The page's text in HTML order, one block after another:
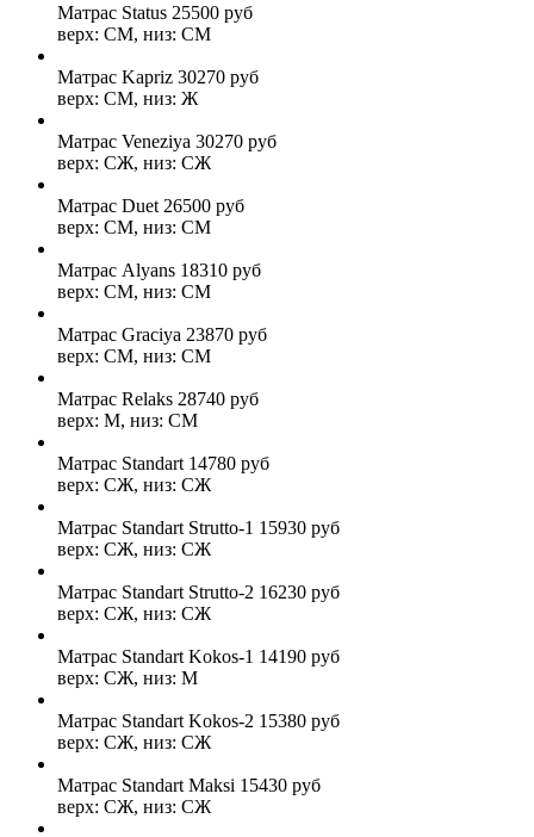
Матрас Status 25500 руб
верх: СМ, низ: СМ
Матрас Kapriz 30270 руб
верх: СМ, низ: Ж
Матрас Veneziya 30270 руб
верх: СЖ, низ: СЖ
Матрас Duet 26500 руб
верх: СМ, низ: СМ
Матрас Alyans 18310 руб
верх: СМ, низ: СМ
Матрас Graciya 23870 руб
верх: СМ, низ: СМ
Матрас Relaks 28740 руб
верх: М, низ: СМ
Матрас Standart 14780 руб
верх: СЖ, низ: СЖ
Матрас Standart Strutto-1 15930 руб
верх: СЖ, низ: СЖ
Матрас Standart Strutto-2 16230 руб
верх: СЖ, низ: СЖ
Матрас Standart Kokos-1 14190 руб
верх: СЖ, низ: М
Матрас Standart Kokos-2 15380 руб
верх: СЖ, низ: СЖ
Матрас Standart Maksi 15430 руб
верх: СЖ, низ: СЖ